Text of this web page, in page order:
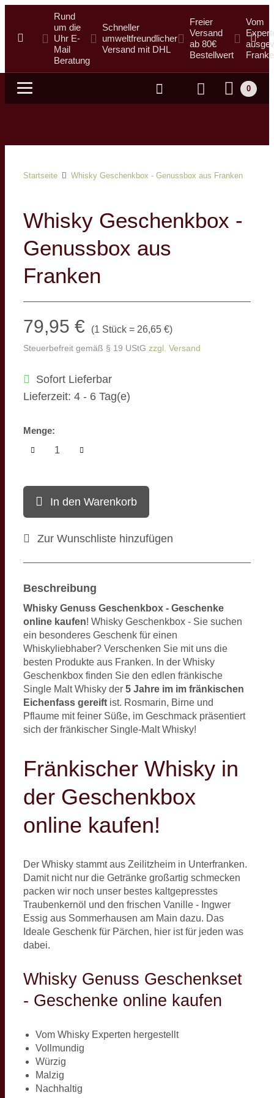
Rund
um die
Uhr E-
Mail
Beratung
Schneller
umweltfreundlicher
Versand mit DHL
Freier
Versand
ab 80€
Bestellwert
Vom
Suche
0
Startseite Whisky Geschenkbox - Genussbox aus Franken
Whisky Geschenkbox -
Genussbox aus
Franken
79,95 € (1 Stück = 26,65 €)
Steuerbefreit gemäß § 19 UStG zzgl. Versand
Sofort Lieferbar
Lieferzeit: 4 - 6 Tag(e)
Menge:
In den Warenkorb
Zur Wunschliste hinzufügen
Beschreibung
Whisky Genuss Geschenkbox - Geschenke
online kaufen! Whisky Geschenkbox - Sie suchen
ein besonderes Geschenk für einen
Whiskyliebhaber? Verschenken Sie mit uns die
besten Produkte aus Franken. In der Whisky
Geschenkbox finden Sie den edlen fränkische
Single Malt Whisky der 5 Jahre im im fränkischen
Eichenfass gereift ist. Rosmarin, Birne und
Pflaume mit feiner Süße, im Geschmack präsentiert
sich der fränkischer Single-Malt Whisky!
Fränkischer Whisky in
der Geschenkbox
online kaufen!
Der Whisky stammt aus Zeilitzheim in Unterfranken.
Damit nicht nur die Getränke großartig schmecken
packen wir noch unser bestes kaltgepresstes
Traubenkernöl und den frischen Vanille - Ingwer
Essig aus Sommerhausen am Main dazu. Das
Ideale Geschenk für Pärchen, hier ist für jeden was
dabei.
Whisky Genuss Geschenkset
- Geschenke online kaufen
Vom Whisky Experten hergestellt
Vollmundig
Würzig
Malzig
Nachhaltig